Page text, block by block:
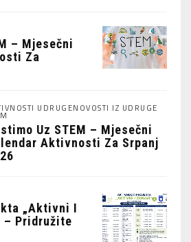
– Mjesečni
Za
UDRUGENOVOSTI IZ UDRUGE
Uz STEM – Mjesečni
Aktivnosti Za Srpanj
„Aktivni I
– Pridružite